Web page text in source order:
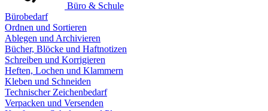
Büro & Schule
Bürobedarf
Ordnen und Sortieren
Ablegen und Archivieren
Bücher, Blöcke und Haftnotizen
Schreiben und Korrigieren
Heften, Lochen und Klammern
Kleben und Schneiden
Technischer Zeichenbedarf
Verpacken und Versenden